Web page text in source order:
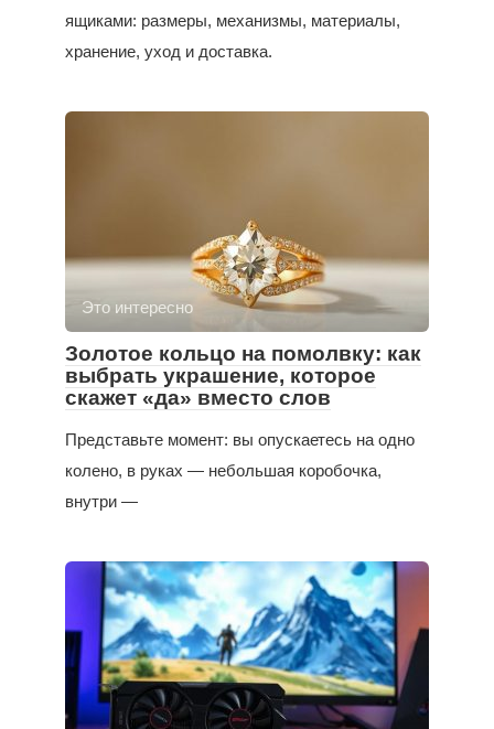
ящиками: размеры, механизмы, материалы,
хранение, уход и доставка.
Это интересно
Золотое кольцо на помолвку: как
выбрать украшение, которое
скажет «да» вместо слов
Представьте момент: вы опускаетесь на одно
колено, в руках — небольшая коробочка,
внутри —